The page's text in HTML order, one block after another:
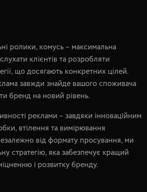
ролики, комусь – максимальна
клієнтів та розробляти
що досягають конкретних цілей.
завжди знайде вашого споживача
бренд на новий рівень.
реклами – завдяки інноваційним
втілення та вимірювання
від формату просування, ми
стратегію, яка забезпечує кращий
і розвитку бренду.